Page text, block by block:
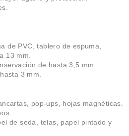
de PVC, tablero de espuma,
13 mm.
de hasta 3,5 mm.
3 mm.
pop-ups, hojas magnéticas.
de seda, telas, papel pintado y